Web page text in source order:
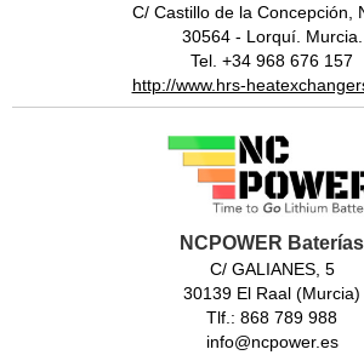
C/ Castillo de la Concepción,
30564 - Lorquí. Murcia.
Tel. +34 968 676 157
http://www.hrs-
NCPOWER Baterías
C/ GALIANES, 5
30139 El Raal (Murcia)
Tlf.: 868 789 988
info@ncpower.es